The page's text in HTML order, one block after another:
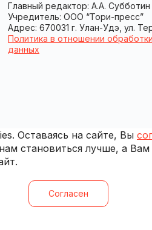
Главный редактор: А.А. Субботин
Учредитель: ООО “Тори-пресс”
Адрес: 670031 г. Улан-Удэ, ул.
Политика в отношении
данных
Оставаясь на сайте, Вы
становиться лучше, а
Согласен